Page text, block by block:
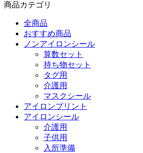
商品カテゴリ
全商品
おすすめ商品
ノンアイロンシール
算数セット
持ち物セット
タグ用
介護用
マスクシール
アイロンプリント
アイロンシール
介護用
子供用
入所準備